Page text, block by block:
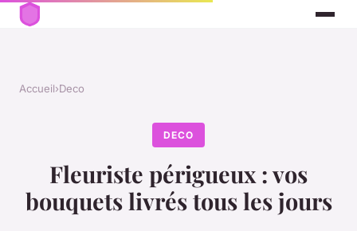
Accueil›Deco
DECO
Fleuriste périgueux : vos
bouquets livrés tous les jours